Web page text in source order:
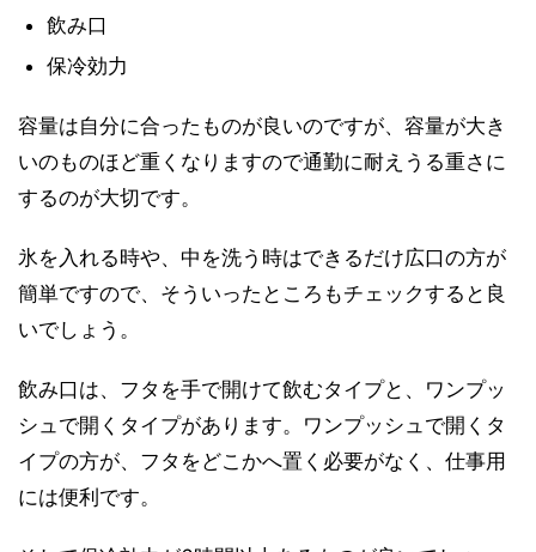
飲み口
保冷効力
容量は自分に合ったものが良いのですが、容量が大き
いのものほど重くなりますので通勤に耐えうる重さに
するのが大切です。
氷を入れる時や、中を洗う時はできるだけ広口の方が
簡単ですので、そういったところもチェックすると良
いでしょう。
飲み口は、フタを手で開けて飲むタイプと、ワンプッ
シュで開くタイプがあります。ワンプッシュで開くタ
イプの方が、フタをどこかへ置く必要がなく、仕事用
には便利です。